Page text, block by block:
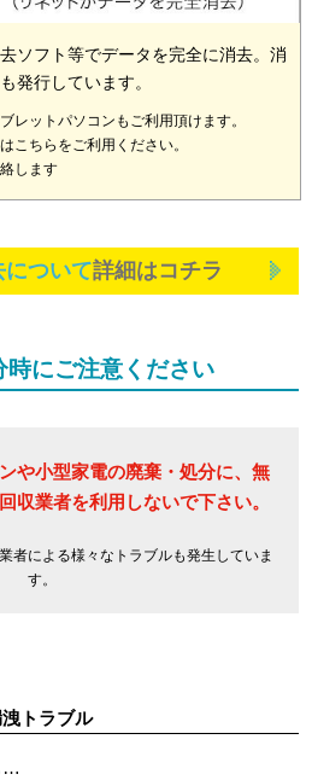
ソフト等でデータを完全に消去。消
発行しています。
レットパソコンもご利用頂けます。
こちらをご利用ください。
します
ついて詳細はコチラ
時にご注意ください
や小型家電の廃棄・処分に、 無
収業者を利用しないで下さい。
者による様々なトラブルも発生していま
す。
トラブル
…